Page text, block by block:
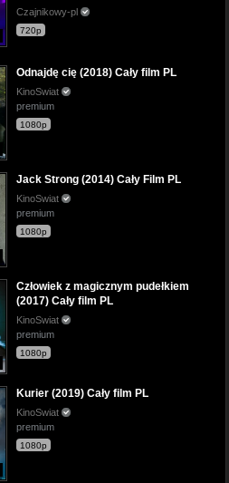
Czajnikowy-pl
720p
Odnajdę cię (2018) Cały film PL
KinoSwiat
premium
1080p
Jack Strong (2014) Cały Film PL
KinoSwiat
premium
1080p
Człowiek z magicznym pudełkiem
(2017) Cały film PL
KinoSwiat
premium
1080p
Kurier (2019) Cały film PL
KinoSwiat
premium
1080p